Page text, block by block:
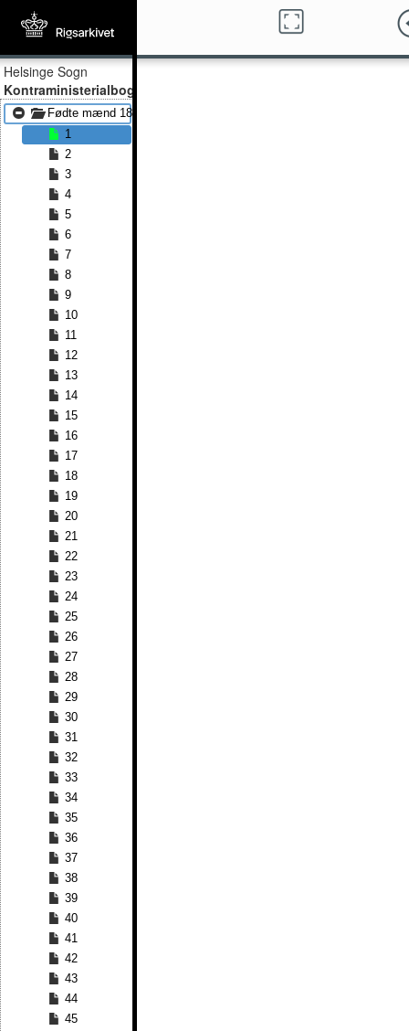
Helsinge Sogn
Kontraministerialbog
Fødte mænd 1815 - Fødte mænd 1870
1
2
3
4
5
6
7
8
9
10
11
12
13
14
15
16
17
18
19
20
21
22
23
24
25
26
27
28
29
30
31
32
33
34
35
36
37
38
39
40
41
42
43
44
45